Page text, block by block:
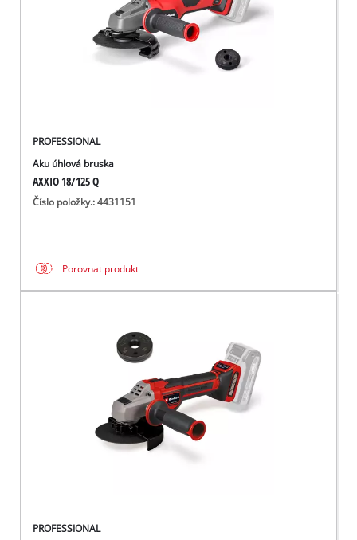
PROFESSIONAL
Aku úhlová bruska
AXXIO 18/125 Q
Číslo položky.: 4431151
Porovnat produkt
PROFESSIONAL